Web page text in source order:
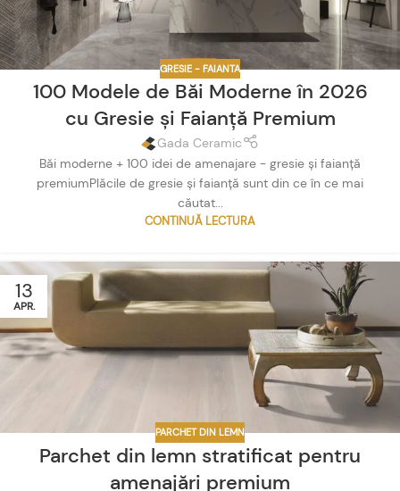
GRESIE - FAIANTA
100 Modele de Băi Moderne în 2026
cu Gresie și Faianță Premium
Gada Ceramic
Băi moderne + 100 idei de amenajare - gresie și faianță
premiumPlăcile de gresie și faianță sunt din ce în ce mai
căutat...
CONTINUĂ LECTURA
13
APR.
PARCHET DIN LEMN
Parchet din lemn stratificat pentru
amenajări premium